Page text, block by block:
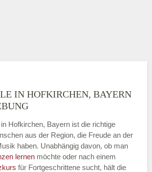
IN HOFKIRCHEN, BAYERN
Hofkirchen, Bayern ist die richtige
aus der Region, die Freude an der
haben. Unabhängig davon, ob man
lernen möchte oder nach einem
für Fortgeschrittene sucht, hält die